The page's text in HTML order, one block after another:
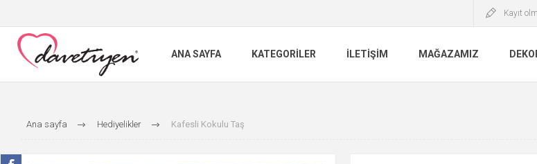
Kayıt
ANA SAYFA KATEGORILER İLETIŞIM MAĞAZAMIZ
Ana sayfa Hediyelikler Kafesli Kokulu Taş